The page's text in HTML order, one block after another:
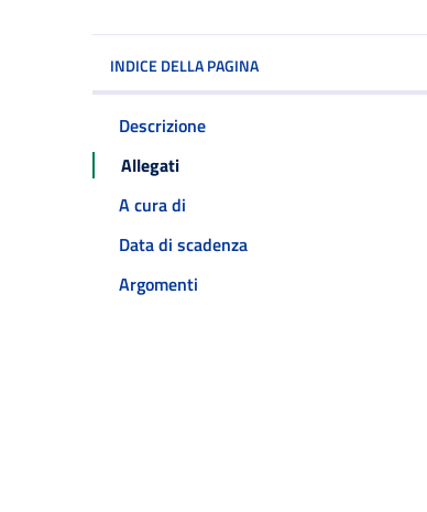
INDICE DELLA PAGINA
Descrizione
Allegati
A cura di
Data di scadenza
Argomenti